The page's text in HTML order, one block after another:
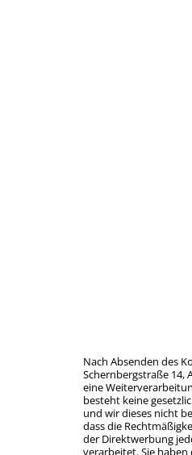
Nach Absenden des
Schernbergstraße 14,
eine
besteht keine
und wir dieses nicht
dass die
der Direktwerbung
verarbeitet. Sie